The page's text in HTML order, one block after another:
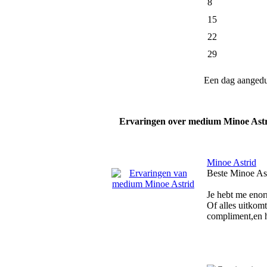
8
15
22
29
Een dag
Ervaringen over medium Minoe
Minoe Astrid
Beste Minoe
Je hebt me
Of alles
compliment,en